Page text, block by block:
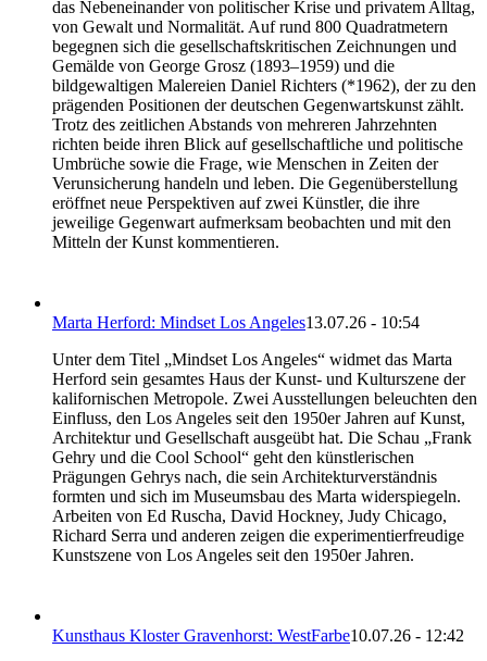
das Nebeneinander von politischer Krise und privatem Alltag,
von Gewalt und Normalität. Auf rund 800 Quadratmetern
begegnen sich die gesellschaftskritischen Zeichnungen und
Gemälde von George Grosz (1893–1959) und die
bildgewaltigen Malereien Daniel Richters (*1962), der zu den
prägenden Positionen der deutschen Gegenwartskunst zählt.
Trotz des zeitlichen Abstands von mehreren Jahrzehnten
richten beide ihren Blick auf gesellschaftliche und politische
Umbrüche sowie die Frage, wie Menschen in Zeiten der
Verunsicherung handeln und leben. Die Gegenüberstellung
eröffnet neue Perspektiven auf zwei Künstler, die ihre
jeweilige Gegenwart aufmerksam beobachten und mit den
Mitteln der Kunst kommentieren.
Marta Herford: Mindset Los Angeles13.07.26 - 10:54
Unter dem Titel „Mindset Los Angeles“ widmet das Marta
Herford sein gesamtes Haus der Kunst- und Kulturszene der
kalifornischen Metropole. Zwei Ausstellungen beleuchten den
Einfluss, den Los Angeles seit den 1950er Jahren auf Kunst,
Architektur und Gesellschaft ausgeübt hat. Die Schau „Frank
Gehry und die Cool School“ geht den künstlerischen
Prägungen Gehrys nach, die sein Architekturverständnis
formten und sich im Museumsbau des Marta widerspiegeln.
Arbeiten von Ed Ruscha, David Hockney, Judy Chicago,
Richard Serra und anderen zeigen die experimentierfreudige
Kunstszene von Los Angeles seit den 1950er Jahren.
Kunsthaus Kloster Gravenhorst: WestFarbe10.07.26 - 12:42